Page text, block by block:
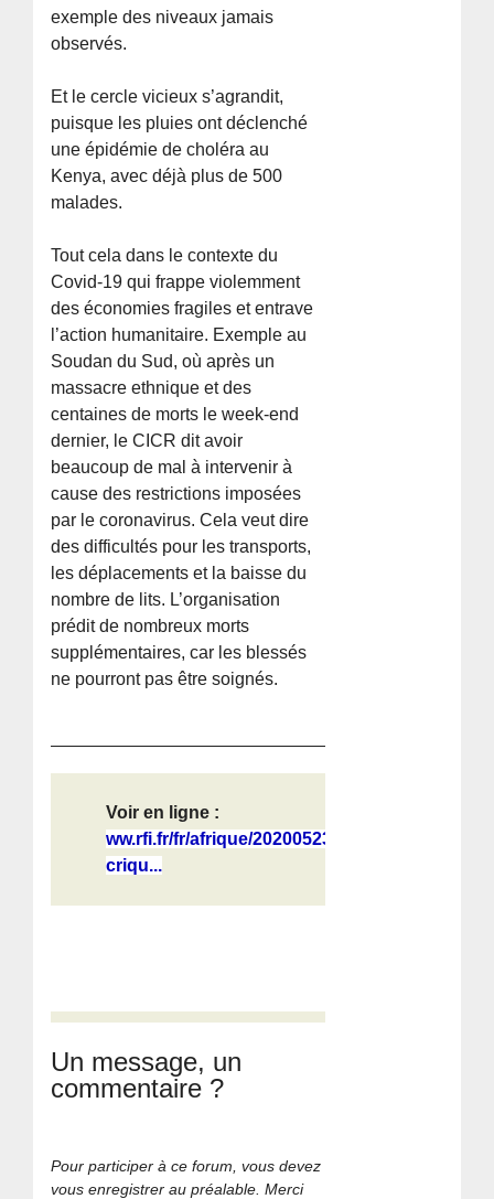
exemple des niveaux jamais
observés.
Et le cercle vicieux s’agrandit,
puisque les pluies ont déclenché
une épidémie de choléra au
Kenya, avec déjà plus de 500
malades.
Tout cela dans le contexte du
Covid-19 qui frappe violemment
des économies fragiles et entrave
l’action humanitaire. Exemple au
Soudan du Sud, où après un
massacre ethnique et des
centaines de morts le week-end
dernier, le CICR dit avoir
beaucoup de mal à intervenir à
cause des restrictions imposées
par le coronavirus. Cela veut dire
des difficultés pour les transports,
les déplacements et la baisse du
nombre de lits. L’organisation
prédit de nombreux morts
supplémentaires, car les blessés
ne pourront pas être soignés.
Voir en ligne :
ww.rfi.fr/fr/afrique/20200523-
criqu...
Un message, un
commentaire ?
Pour participer à ce forum, vous devez
vous enregistrer au préalable. Merci